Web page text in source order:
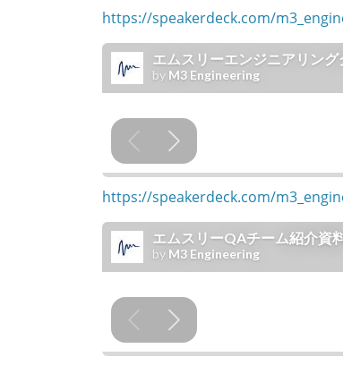
https://speakerdeck.com/
https://speakerdeck.com/